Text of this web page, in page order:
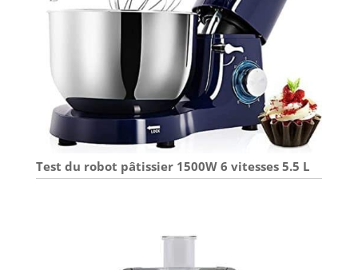
Test du robot pâtissier 1500W 6 vitesses 5.5 L